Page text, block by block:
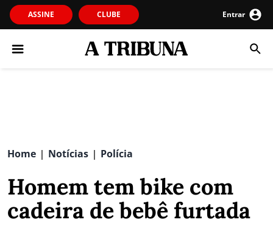
ASSINE CLUBE Entrar
Home | Notícias | Polícia
Homem tem bike com
cadeira de bebê furtada